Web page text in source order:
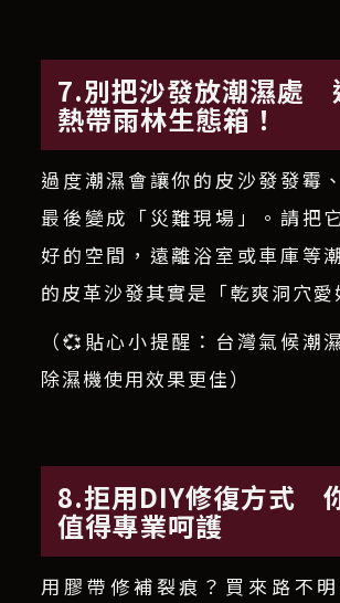
7.別把沙發放潮濕處
熱帶雨林生態箱！
過度潮濕會讓你的皮沙發發霉
最後變成「災難現場」。請把
好的空間，遠離浴室或車庫等
的皮革沙發其實是「乾爽洞穴愛
（💞貼心小提醒：台灣氣候潮
除濕機使用效果更佳）
8.拒用DIY修復方式
值得專業呵護
用膠帶修補裂痕？買來路不